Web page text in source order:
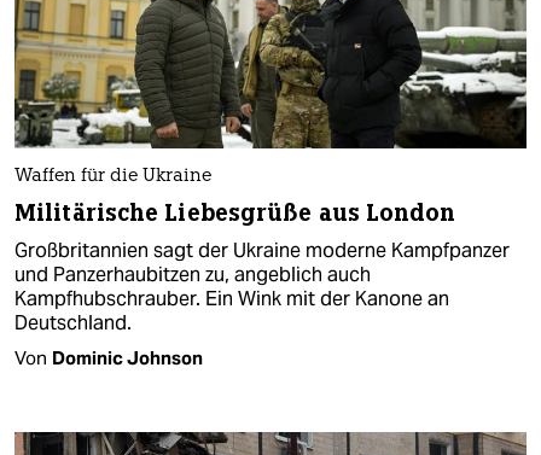
Waffen für die Ukraine
Militärische Liebesgrüße aus London
Großbritannien sagt der Ukraine moderne Kampfpanzer
und Panzerhaubitzen zu, angeblich auch
Kampfhubschrauber. Ein Wink mit der Kanone an
Deutschland.
Von Dominic Johnson